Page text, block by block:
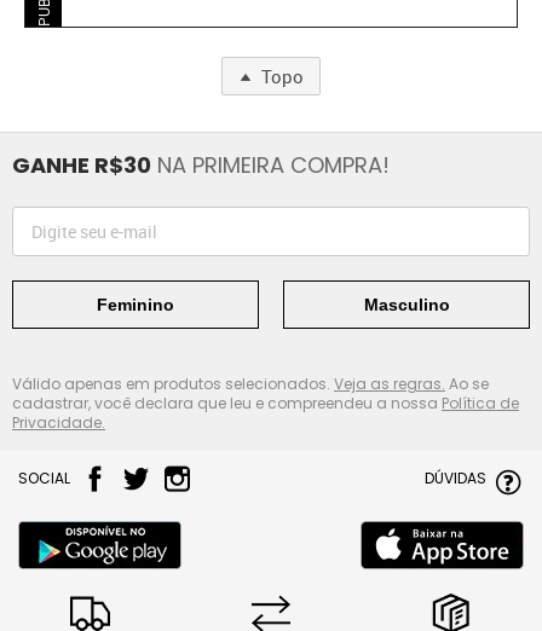
Topo
GANHE R$30 NA PRIMEIRA COMPRA!
Feminino Masculino
Válido apenas em produtos selecionados. Veja as regras. Ao se
cadastrar, você declara que leu e compreendeu a nossa Política de
Privacidade.
SOCIAL DÚVIDAS